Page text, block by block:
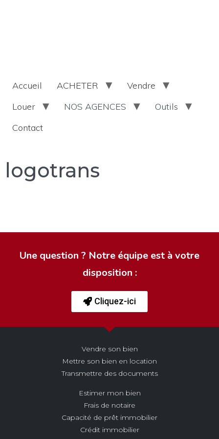
Accueil ACHETER
Vendre
Louer
NOS AGENCES
Outils
Contact
logotrans
Une question ? Notre équipe est à votre
disposition :
Cliquez-ici
Vendre son bien
Mettre son bien en location
Transmettre des documents
Estimer mon bien
Frais de notaire
Capacité de prêt immobilier
Crédit immobilier